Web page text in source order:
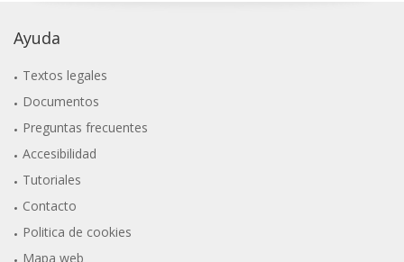
Ayuda
Textos legales
Documentos
Preguntas frecuentes
Accesibilidad
Tutoriales
Contacto
Politica de cookies
Mapa web